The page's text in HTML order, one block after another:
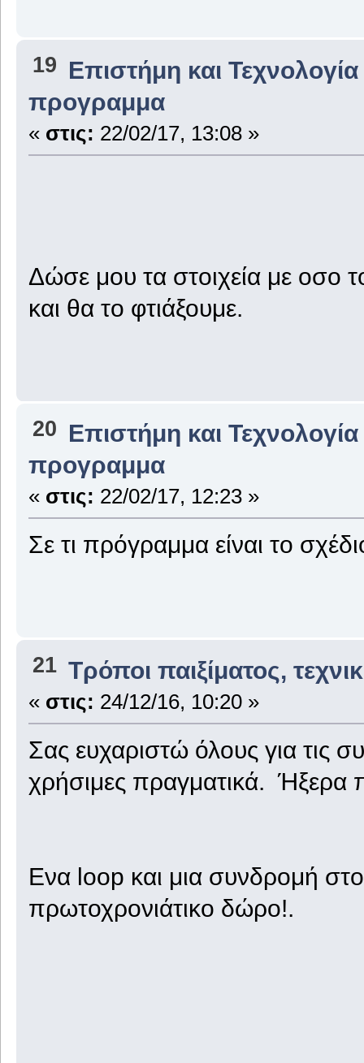
19 Επιστήμη και Τεχνολογία
προγραμμα
« στις: 22/02/17, 13:08 »
Δώσε μου τα στοιχεία με οσο
και θα το φτιάξουμε.
20 Επιστήμη και Τεχνολογία
προγραμμα
« στις: 22/02/17, 12:23 »
Σε τι πρόγραμμα είναι το
21 Τρόποι παιξίματος,
« στις: 24/12/16, 10:20 »
Σας ευχαριστώ όλους για τις
χρήσιμες πραγματικά. Ήξερα
Ενα loop και μια συνδρομή
πρωτοχρονιάτικο δώρο!.